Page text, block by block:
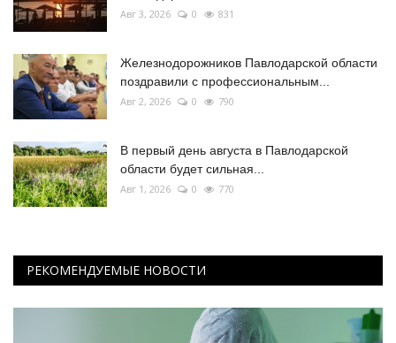
Авг 3, 2026 0 831
Железнодорожников Павлодарской области
поздравили с профессиональным...
Авг 2, 2026 0 790
В первый день августа в Павлодарской
области будет сильная...
Авг 1, 2026 0 770
РЕКОМЕНДУЕМЫЕ НОВОСТИ